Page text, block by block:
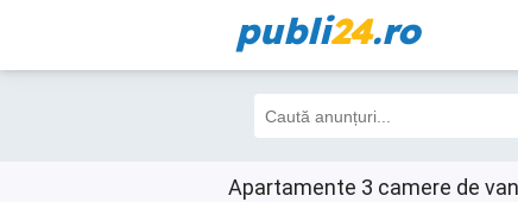
publi24.ro
Apartamente 3 camere de
Filtre 4 AI